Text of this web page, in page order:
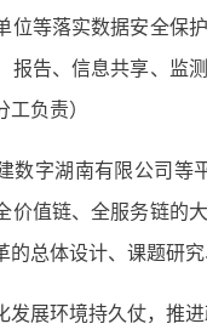
位等落实数据安全保
报告、信息共享、监
负责）
数字湖南有限公司
价值链、全服务链的
总体设计、课题研
发展环境持久仗，推